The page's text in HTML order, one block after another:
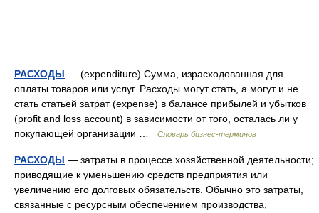
РАСХОДЫ — (expenditure) Сумма, израсходованная для
оплаты товаров или услуг. Расходы могут стать, а могут и не
стать статьей затрат (expense) в балансе прибылей и убытков
(profit and loss account) в зависимости от того, осталась ли у
покупающей организации …
Словарь бизнес-терминов
РАСХОДЫ — затраты в процессе хозяйственной деятельности;
приводящие к уменьшению средств предприятия или
увеличению его долговых обязательств. Обычно это затраты,
связанные с ресурсным обеспечением производства,